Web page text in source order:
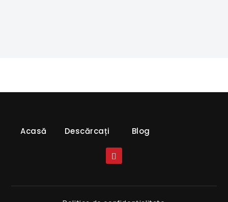
Acasă Descărcați Blog